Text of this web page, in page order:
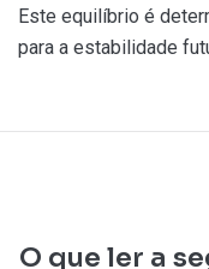
Este equilíbrio é
para a estabilidade
O que ler a